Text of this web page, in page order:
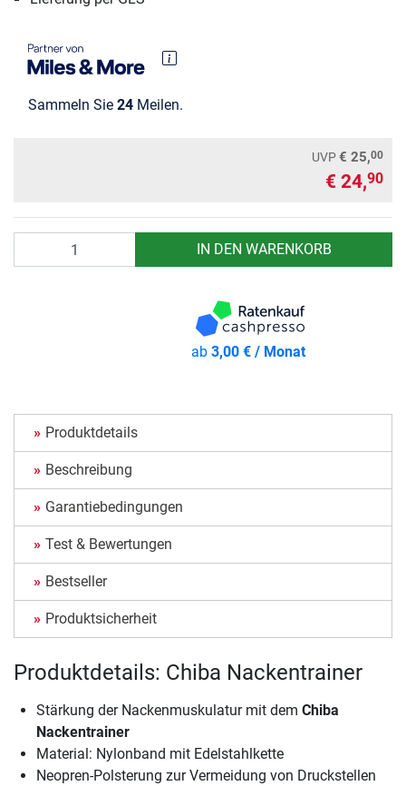
Sammeln Sie 24 Meilen.
UVP€ 25,00
€ 24,90
IN DEN WARENKORB
ab3,00 € / Monat
Produktdetails
Beschreibung
Garantiebedingungen
Test & Bewertungen
Bestseller
Produktsicherheit
Produktdetails: Chiba Nackentrainer
Stärkung der Nackenmuskulatur mit dem Chiba
Nackentrainer
Material: Nylonband mit Edelstahlkette
Neopren-Polsterung zur Vermeidung von Druckstellen